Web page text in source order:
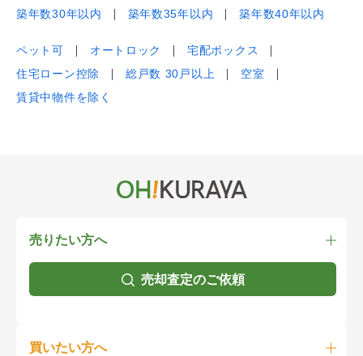
築年数30年以内
築年数35年以内 築年数40年以内
ペット可 オートロック
宅配ボックス
住宅ローン控除
総戸数 30戸以上
空室
賃貸中物件を除く
売りたい方へ
売却査定のご依頼
買いたい方へ